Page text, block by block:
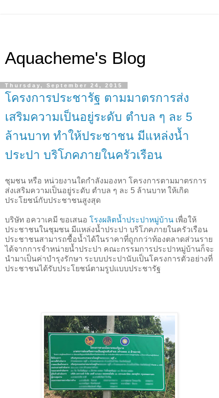
Aquacheme's Blog
Thursday, September 24, 2015
โครงการประชารัฐ ตามมาตรการส่ง
เสริมความเป็นอยู่ระดับ ตำบล ๆ ละ 5
ล้านบาท ทำให้ประชาชน มีแหล่งน้ำ
ประปา บริโภคภายในครัวเรือน
ชุมชน หรือ หน่วยงานใดกำลังมองหา โครงการตามมาตรการ
ส่งเสริมความเป็นอยู่ระดับ ตำบล ๆ ละ 5 ล้านบาท ให้เกิด
ประโยชน์กับประชาชนสูงสุด
บริษัท อควาเคมี ขอเสนอ โรงผลิตน้ำประปาหมู่บ้าน เพื่อให้
ประชาชนในชุมชน มีแหล่งน้ำประปา บริโภคภายในครัวเรือน
ประชาชนสามารถซื้อน้ำได้ในราคาที่ถูกกว่าท้องตลาดส่วนราย
ได้จากการจำหน่ายน้ำประปา คณะกรรมการประปาหมู่บ้านก็จะ
นำมาเป็นค่าบำรุงรักษา ระบบประปานับเป็นโครงการตัวอย่างที่
ประชาชนได้รับประโยชน์ตามรูปแบบประชารัฐ